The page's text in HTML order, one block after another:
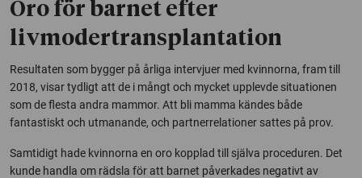
Oro för barnet efter
livmodertransplantation
Resultaten som bygger på årliga intervjuer med kvinnorna, fram till
2018, visar tydligt att de i mångt och mycket upplevde situationen
som de flesta andra mammor. Att bli mamma kändes både
fantastiskt och utmanande, och partnerrelationer sattes på prov.
Samtidigt hade kvinnorna en oro kopplad till själva proceduren. Det
kunde handla om rädsla för att barnet påverkades negativt av